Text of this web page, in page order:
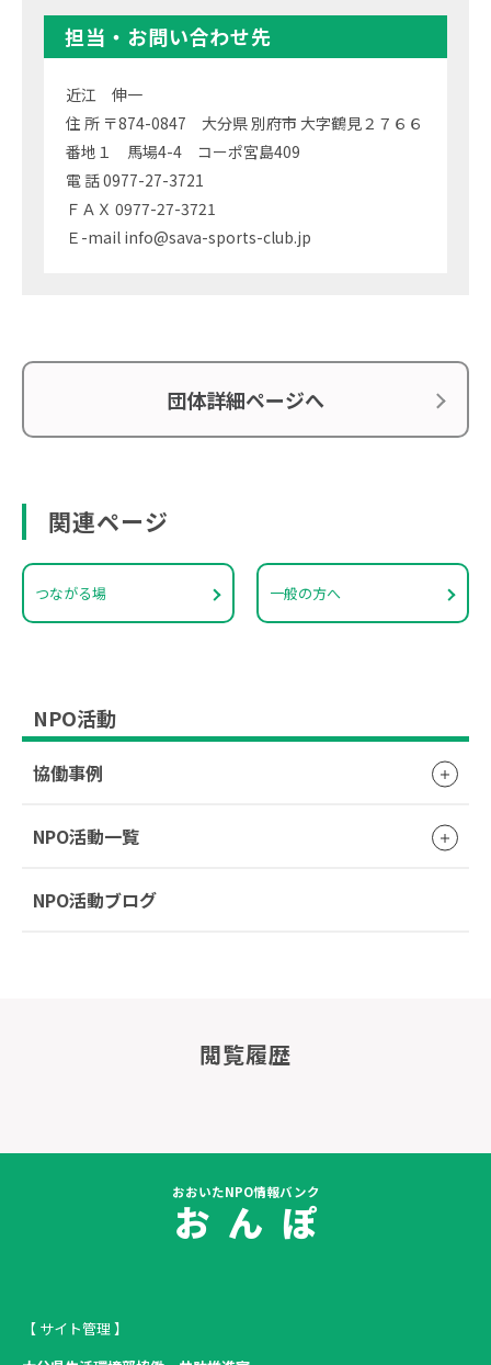
担当・お問い合わせ先
近江 伸一
住 所 〒874-0847 大分県 別府市 大字鶴見２７６６
番地１ 馬場4-4 コーポ宮島409
電 話 0977-27-3721
ＦＡＸ 0977-27-3721
Ｅ-mail info@sava-sports-club.jp
団体詳細ページへ
関連ページ
つながる場 一般の方へ
NPO活動
協働事例
NPO活動一覧
NPO活動ブログ
閲覧履歴
おおいたNPO情報バンク
お ん ぽ
【 サイト管理 】